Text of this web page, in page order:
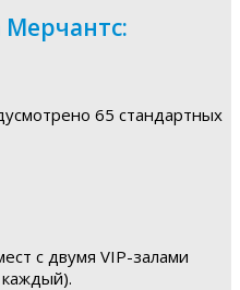
65 стандартных
с двумя VIP-залами